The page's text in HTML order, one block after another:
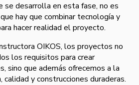
se desarrolla en esta fase, no es
hay que combinar tecnologí­a y
hacer realidad el proyecto.
OIKOS, los proyectos no
los requisitos para crear
sino que además ofrecemos a la
calidad y construcciones duraderas.